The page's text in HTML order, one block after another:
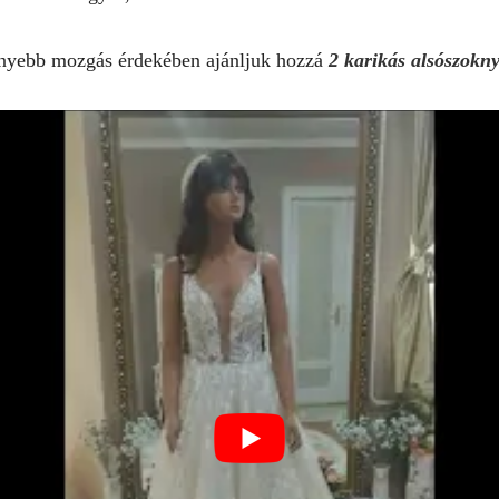
mozgás érdekében ajánljuk hozzá2 karikás